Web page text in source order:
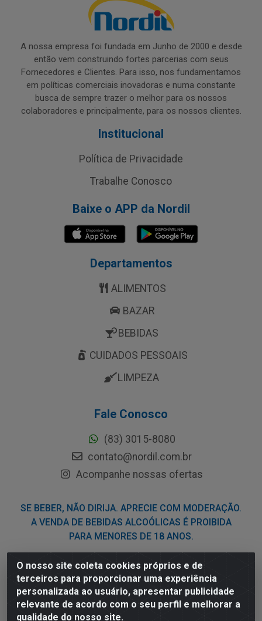
O nosso site coleta cookies próprios e de
terceiros para proporcionar uma experiência
personalizada ao usuário, apresentar publicidade
relevante de acordo com o seu perfil e melhorar a
qualidade do nosso site.
A nossa empresa foi fundada em Junho de 2000 e desde
então vem construindo fortes parcerias com seus
Fornecedores e Clientes. Para isso, nos fundamentamos
em políticas comerciais inovadoras e numa constante
busca de sempre trazer o melhor para os nossos
colaboradores e principalmente, para os nossos clientes.
Institucional
Política de Privacidade
Trabalhe Conosco
Baixe o APP da Nordil
Departamentos
ALIMENTOS
BAZAR
BEBIDAS
CUIDADOS PESSOAIS
LIMPEZA
Fale Conosco
(83) 3015-8080
contato@nordil.com.br
Acompanhe nossas ofertas
SE BEBER, NÃO DIRIJA. APRECIE COM MODERAÇÃO.
A VENDA DE BEBIDAS ALCOÓLICAS É PROIBIDA
PARA MENORES DE 18 ANOS.
Nordil Distribuidora - Avenida Liberdade, 2738, Bloco F -
Sesi - Bayeux/PB - CEP 58.111-400 - CNPJ
03.775.813/0001-41